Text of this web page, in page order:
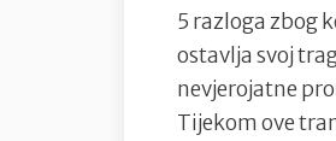
5 razloga zbog
ostavlja svoj
nevjerojatne
Tijekom ove